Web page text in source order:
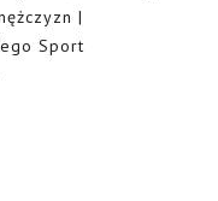
|
Sport